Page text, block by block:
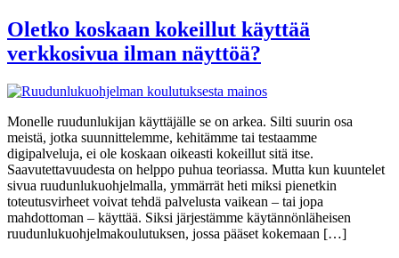
Oletko koskaan kokeillut käyttää
verkkosivua ilman näyttöä?
Monelle ruudunlukijan käyttäjälle se on arkea. Silti suurin osa
meistä, jotka suunnittelemme, kehitämme tai testaamme
digipalveluja, ei ole koskaan oikeasti kokeillut sitä itse.
Saavutettavuudesta on helppo puhua teoriassa. Mutta kun kuuntelet
sivua ruudunlukuohjelmalla, ymmärrät heti miksi pienetkin
toteutusvirheet voivat tehdä palvelusta vaikean – tai jopa
mahdottoman – käyttää. Siksi järjestämme käytännönläheisen
ruudunlukuohjelmakoulutuksen, jossa pääset kokemaan […]